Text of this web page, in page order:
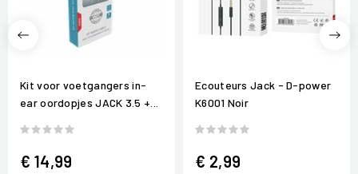
Kit voor voetgangers in-
ear oordopjes JACK 3.5 +...
€ 14,99
Ecouteurs Jack - D-power
K6001 Noir
€ 2,99